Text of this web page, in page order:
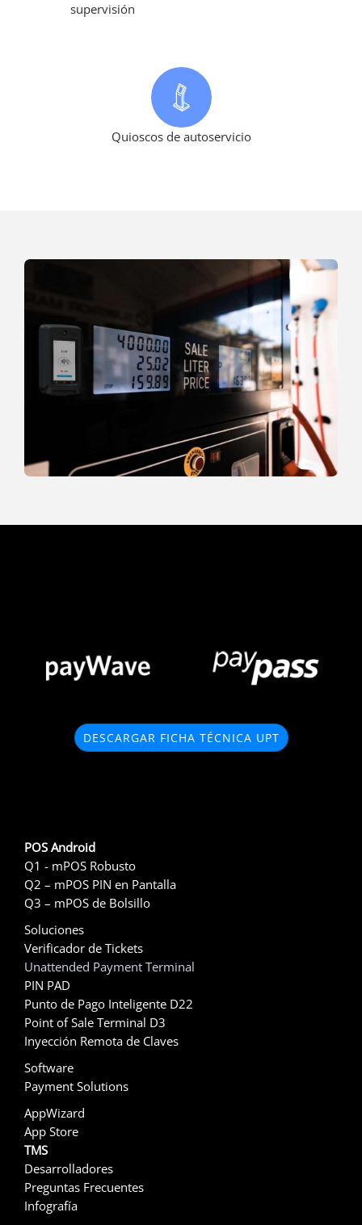
supervisión
Quioscos de autoservicio
DESCARGAR FICHA TÉCNICA UPT
POS Android
Q1 - mPOS Robusto
Q2 – mPOS PIN en Pantalla
Q3 – mPOS de Bolsillo
Soluciones
Verificador de Tickets
Unattended Payment Terminal
PIN PAD
Punto de Pago Inteligente D22
Point of Sale Terminal D3
Inyección Remota de Claves
Software
Payment Solutions
AppWizard
App Store
TMS
Desarrolladores
Preguntas Frecuentes
Infografía